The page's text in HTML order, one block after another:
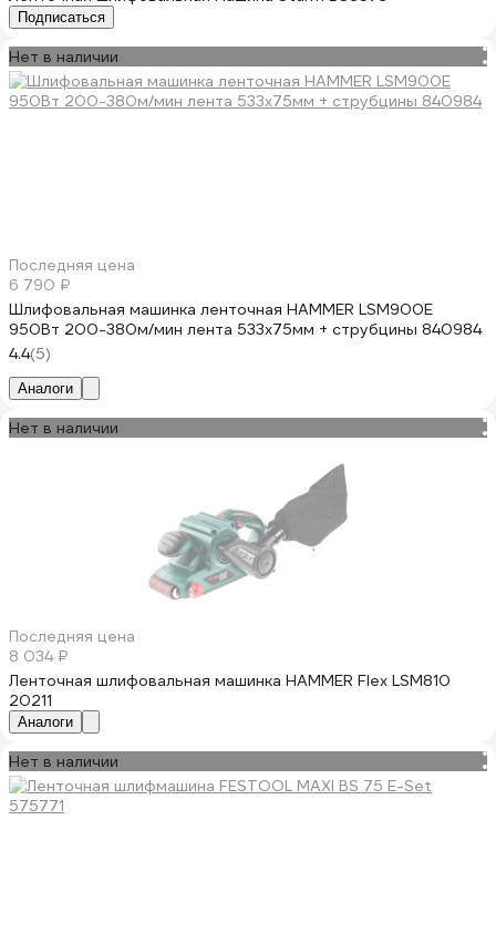
Подписаться
Нет в наличии
Последняя цена
6 790 ₽
Шлифовальная машинка ленточная HAMMER LSM900E
950Вт 200-380м/мин лента 533x75мм + струбцины 840984
4.4(5)
Аналоги
Нет в наличии
Последняя цена
8 034 ₽
Ленточная шлифовальная машинка HAMMER Flex LSM810
20211
Аналоги
Нет в наличии